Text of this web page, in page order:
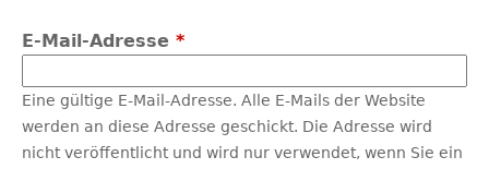
E-Mail-Adresse *
Eine gültige E-Mail-Adresse. Alle E-Mails der Website
werden an diese Adresse geschickt. Die Adresse wird
nicht veröffentlicht und wird nur verwendet, wenn Sie ein